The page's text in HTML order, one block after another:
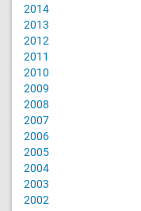
2014
2013
2012
2011
2010
2009
2008
2007
2006
2005
2004
2003
2002